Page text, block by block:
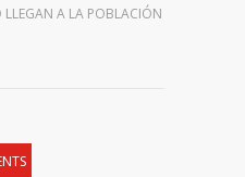
LLEGAN A LA POBLACIÓN